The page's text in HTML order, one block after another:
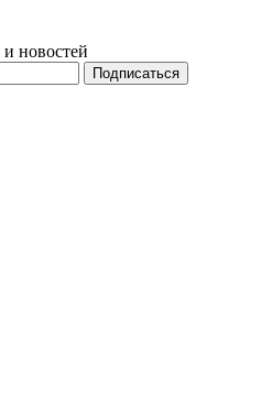
новостей
Подписаться